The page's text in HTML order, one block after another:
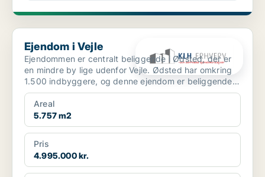
Ejendom i Vejle
Ejendom i Vejle
Ejendommen er centralt beliggende i Ødsted, der er
en mindre by lige udenfor Vejle. Ødsted har omkring
1.500 indbyggere, og denne ejendom er beliggende
midt ...
Areal
5.757 m2
Pris
4.995.000 kr.